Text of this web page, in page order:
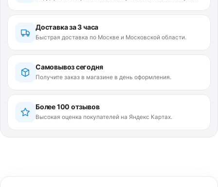
Доставка за 3 часа
Быстрая доставка по Москве и Московской области.
Самовывоз сегодня
Получите заказ в магазине в день оформления.
Более 100 отзывов
Высокая оценка покупателей на Яндекс Картах.